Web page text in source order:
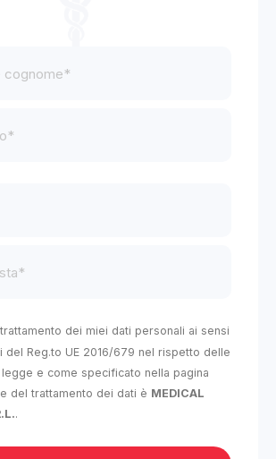
dei miei dati personali ai sensi
Reg.to UE 2016/679 nel rispetto delle
e come specificato nella pagina
del trattamento dei dati è MEDICAL
.